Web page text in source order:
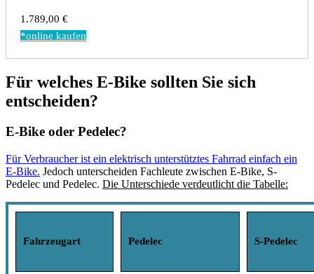
1.789,00 €
*online kaufen
Für welches E-Bike sollten Sie sich
entscheiden?
E-Bike oder Pedelec?
Für Verbraucher ist ein elektrisch unterstütztes Fahrrad einfach ein
E-Bike. Jedoch unterscheiden Fachleute zwischen E-Bike, S-
Pedelec und Pedelec. Die Unterschiede verdeutlicht die Tabelle:
Fahrzeugart Pedelec S-Pedelec